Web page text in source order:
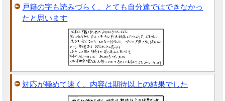
戸籍の字も読みづらく、とても自分達ではできなかっ
たと思います
対応が極めて速く、内容は期待以上の結果でした